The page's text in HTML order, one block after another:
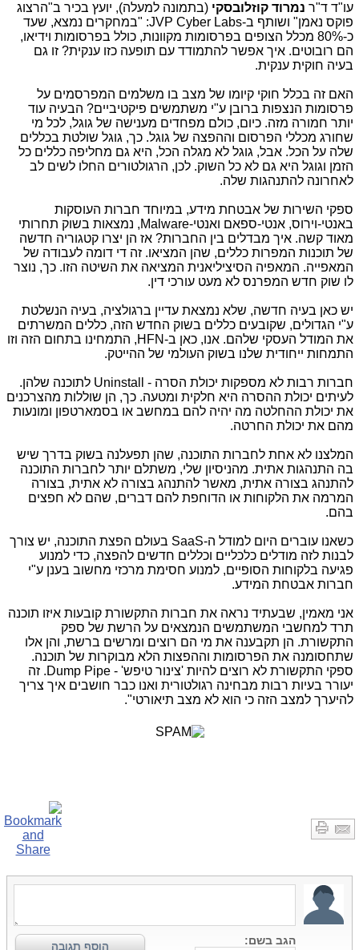
עו"ד ד"ר נמרוד קוזלובסקי (בתמונה למעלה), יועץ בכיר ב"הרצוג
פוקס נאמן" ושותף ב-JVP Cyber Labs: "במחקרים נמצא, שעד
כ-80% מכלל הצופים בפרסומות מקוונות, כולל בפרסומות וידיאו,
הם רובוטים. איך אפשר להתמודד עם תופעה כזו ענקית? זו גם
בעיה חוקית ענקית.
האם זה בכלל חוקי קיומו של מצב בו משלמים המפרסמים על
פרסומות הנצפות ברובן ע"י משתמשים פיקטיביים? הבעיה עוד
יותר חמורה מזה. כיום, כולם מפחדים מענישה של גוגל, לכל מי
שחורג מכללי הפרסום וההפצה של גוגל. כך, גוגל שולטת בכללים
שלה על הכל. אבל, גוגל לא מגלה הכל, היא גם מחליפה כללים כל
הזמן וגוגל היא גם לא כל השוק. לכן, הרגולטורים החלו לשים לב
לאחרונה להתנהגות שלה.
ספקי השירות של אבטחת מידע, במיוחד חברות העוסקות
באנטי-וירוס, אנטי-ספאם ואנטי-Malware, נמצאות בשוק תחרותי
מאוד קשה. איך מבדלים בין החברות? אז הן יצרו קטגוריה חדשה
של תוכנות המפרות כללים, שהן המציאו. זה די דומה לעבודה של
המאפייה. המאפיה הסיציליאנית המציאה את השיטה הזו. כך, נוצר
לו שוק חדש המפרנס לא מעט עורכי דין.
יש כאן בעיה חדשה, שלא נמצאת עדיין ברגולציה, בעיה הנשלטת
ע"י הגדולים, שקובעים כללים בשוק החדש הזה, כללים המשרתים
את המודל העסקי שלהם. אנו, כאן ב-HFN, התמחינו בתחום הזה וזו
התמחות ייחודית שלנו בשוק העולמי של ההייטק.
חברות רבות לא מספקות יכולת הסרה - Uninstall לתוכנה שלהן.
לעיתים יכולת ההסרה היא חלקית ומטעה. כך, הן שוללות מהצרכנים
את יכולת ההחלטה מה יהיה להם במחשב או בסמארטפון ומונעות
מהם את יכולת החרטה.
המלצנו לא אחת לחברות התוכנה, שהן תפעלנה בשוק בדרך שיש
בה התנהגות אתית. מהניסיון שלי, משתלם יותר לחברות התוכנה
להתנהג בצורה אתית, מאשר להתנהג בצורה לא אתית, בצורה
המרמה את הלקוחות או הדוחפת להם דברים, שהם לא חפצים
בהם.
כשאנו עוברים היום למודל ה-SaaS בעולם הפצת התוכנה, יש צורך
לבנות לזה מודלים כלכליים וכללים חדשים להפצה, כדי למנוע
פגיעה בלקוחות הסופיים, למנוע חסימת מרכזי מחשוב בענן ע"י
חברות אבטחת המידע.
אני מאמין, שבעתיד נראה את חברות התקשורת קובעות איזו תוכנה
תרד למחשבי המשתמשים הנמצאים על הרשת של ספק
התקשורת. הן תקבענה את מי הם רוצים ומרשים ברשת, והן אלו
שתחסומנה את הפרסומות וההפצות הלא מבוקרות של תוכנה.
ספקי התקשורת לא רוצים להיות 'צינור טיפש' - Dump Pipe. זה
יעורר בעיות רבות מבחינה רגולטורית ואנו כבר חושבים איך צריך
להיערך למצב הזה כי הוא לא מצב תיאורטי".